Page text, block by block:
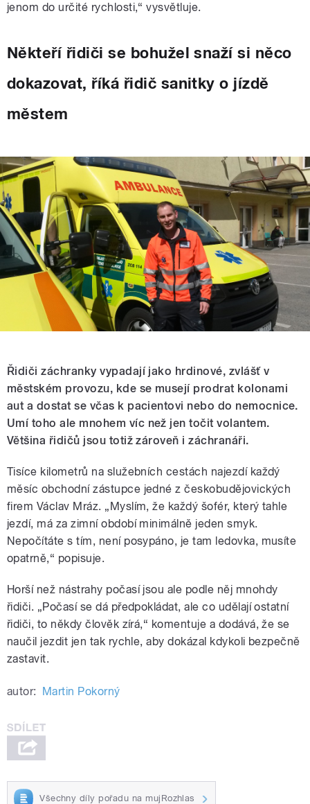
jenom do určité rychlosti,“ vysvětluje.
Někteří řidiči se bohužel snaží si něco
dokazovat, říká řidič sanitky o jízdě
městem
Řidiči záchranky vypadají jako hrdinové, zvlášť v
městském provozu, kde se musejí prodrat kolonami
aut a dostat se včas k pacientovi nebo do nemocnice.
Umí toho ale mnohem víc než jen točit volantem.
Většina řidičů jsou totiž zároveň i záchranáři.
Tisíce kilometrů na služebních cestách najezdí každý
měsíc obchodní zástupce jedné z českobudějovických
firem Václav Mráz. „Myslím, že každý šofér, který tahle
jezdí, má za zimní období minimálně jeden smyk.
Nepočítáte s tím, není posypáno, je tam ledovka, musíte
opatrně,“ popisuje.
Horší než nástrahy počasí jsou ale podle něj mnohdy
řidiči. „Počasí se dá předpokládat, ale co udělají ostatní
řidiči, to někdy člověk zírá,“ komentuje a dodává, že se
naučil jezdit jen tak rychle, aby dokázal kdykoli bezpečně
zastavit.
autor: Martin Pokorný
Všechny díly pořadu na mujRozhlas